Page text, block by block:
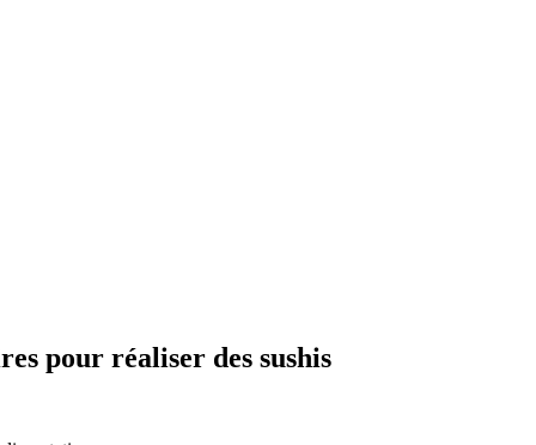
pour réaliser des sushis